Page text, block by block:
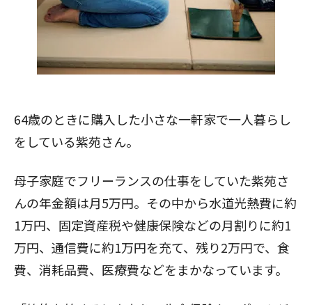
64歳のときに購入した小さな一軒家で一人暮らし
をしている紫苑さん。
母子家庭でフリーランスの仕事をしていた紫苑さ
んの年金額は月5万円。その中から水道光熱費に約
1万円、固定資産税や健康保険などの月割りに約1
万円、通信費に約1万円を充て、残り2万円で、食
費、消耗品費、医療費などをまかなっています。